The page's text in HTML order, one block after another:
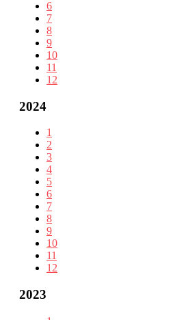
6
7
8
9
10
11
12
2024
1
2
3
4
5
6
7
8
9
10
11
12
2023